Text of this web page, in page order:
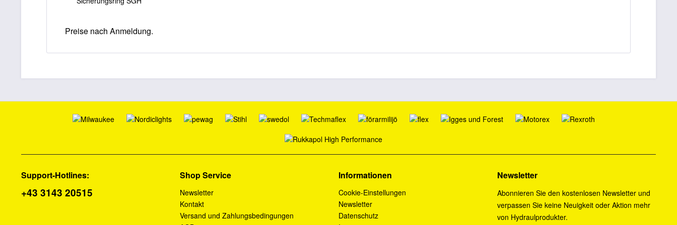
Preise nach Anmeldung.
Support-Hotlines:
+43 3143 20515
Shop Service
Newsletter
Kontakt
Versand und Zahlungsbedingungen
Informationen
Cookie-Einstellungen
Newsletter
Datenschutz
Newsletter
Abonnieren Sie den kostenlosen Newsletter und
verpassen Sie keine Neuigkeit oder Aktion mehr
von Hydraulprodukter.